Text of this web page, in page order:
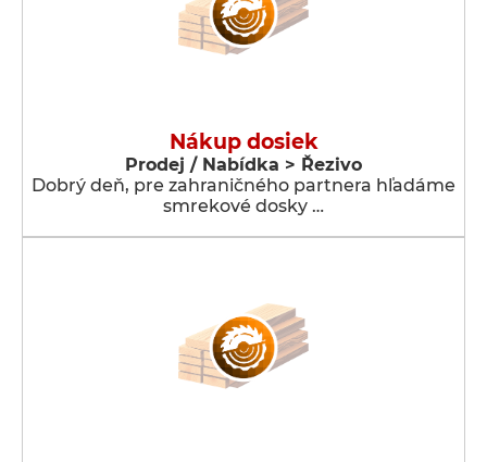
Nákup dosiek
Prodej / Nabídka > Řezivo
Dobrý deň, pre zahraničného partnera hľadáme
smrekové dosky …